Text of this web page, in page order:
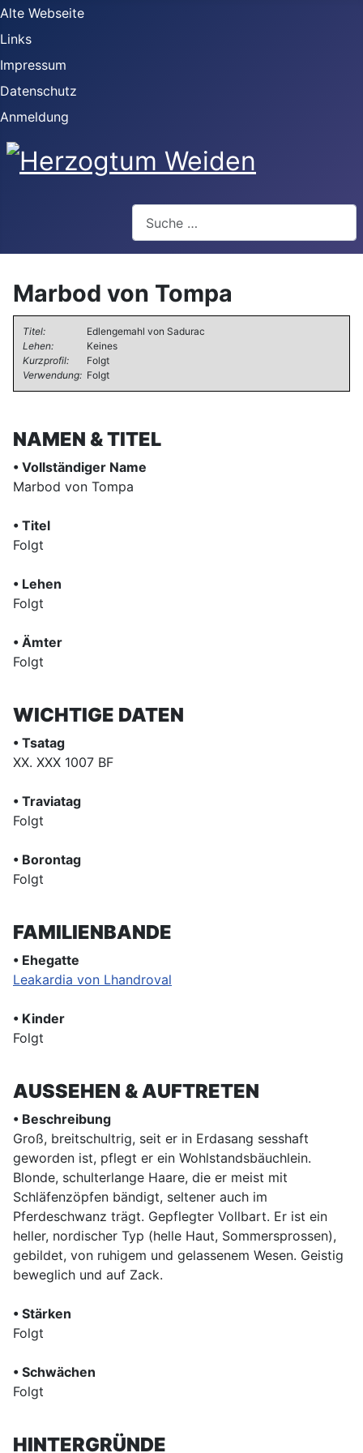
Alte Webseite
Links
Impressum
Datenschutz
Anmeldung
Marbod von Tompa
Titel:
Edlengemahl von Sadurac
Lehen:
Keines
Kurzprofil:
Folgt
Verwendung: Folgt
NAMEN & TITEL
• Vollständiger Name
Marbod von Tompa
• Titel
Folgt
• Lehen
Folgt
• Ämter
Folgt
WICHTIGE DATEN
• Tsatag
XX. XXX 1007 BF
• Traviatag
Folgt
• Borontag
Folgt
FAMILIENBANDE
• Ehegatte
Leakardia von Lhandroval
• Kinder
Folgt
AUSSEHEN & AUFTRETEN
• Beschreibung
Groß, breitschultrig, seit er in Erdasang sesshaft
geworden ist, pflegt er ein Wohlstandsbäuchlein.
Blonde, schulterlange Haare, die er meist mit
Schläfenzöpfen bändigt, seltener auch im
Pferdeschwanz trägt. Gepflegter Vollbart. Er ist ein
heller, nordischer Typ (helle Haut, Sommersprossen),
gebildet, von ruhigem und gelassenem Wesen. Geistig
beweglich und auf Zack.
• Stärken
Folgt
• Schwächen
Folgt
HINTERGRÜNDE